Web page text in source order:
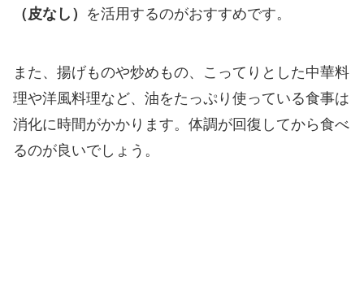
（皮なし） を活用するのがおすすめです。
また、揚げものや炒めもの、こってりとした中華料
理や洋風料理など、油をたっぷり使っている食事は
消化に時間がかかります。体調が回復してから食べ
るのが良いでしょう。